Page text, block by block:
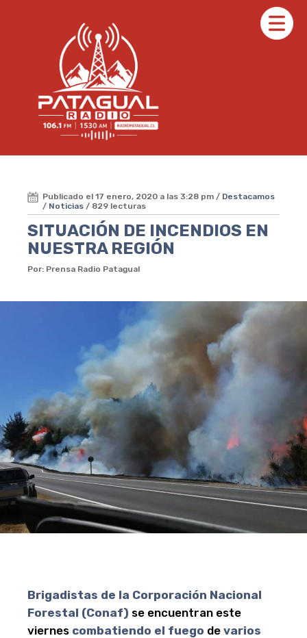
Publicado el 17 enero, 2020 a las 3:28 pm / Destacamos
/ Noticias / 829 lecturas
SITUACIÓN DE INCENDIOS EN
NUESTRA REGIÓN
Por: Prensa Radio Patagual
Brigadistas de la Corporación Nacional
Forestal (Conaf) se encuentran este
viernes combatiendo el fuego de varios